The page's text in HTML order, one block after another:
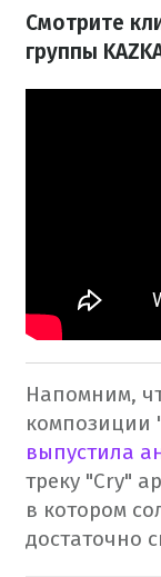
Смотрите
группы
Напомним,
композиции
выпустила
треку "Cry"
в котором
достаточно